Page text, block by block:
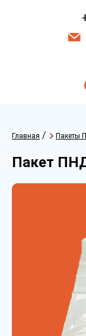
Главная / Пакеты
Пакет